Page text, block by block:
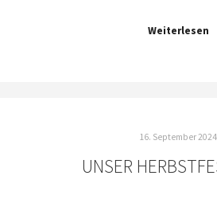
Weiterlesen
16. September 2024
UNSER